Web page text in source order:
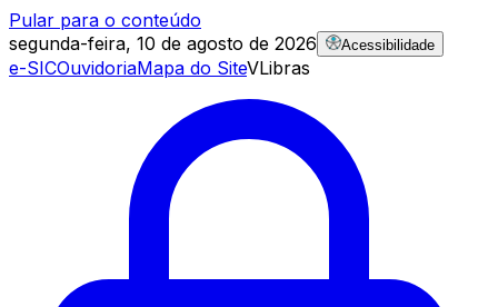
Pular para o conteúdo
segunda-feira, 10 de agosto de 2026
Acessibilidade
e-SICOuvidoriaMapa do SiteVLibras